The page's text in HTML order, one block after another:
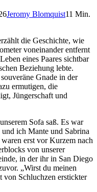
Jeromy Blomquist11 Min.
die Geschichte, wie
voneinander entfernt
eines Paares sichtbar
Beziehung lebte.
Gnade in der
ermutigen, die
Jüngerschaft und
Sofa saß. Es war
ich Mante und Sabrina
erst vor Kurzem nach
von unserer
in der ihr in San Diego
„Wirst du meinen
von Schluchzen erstickter